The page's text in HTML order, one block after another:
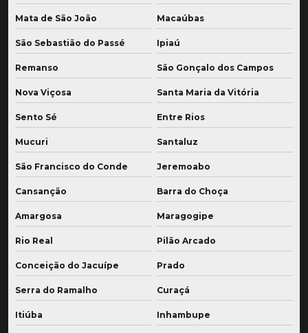
Mata de São João Macaúbas
São Sebastião do Passé Ipiaú
Remanso São Gonçalo dos Campos
Nova Viçosa Santa Maria da Vitória
Sento Sé Entre Rios
Mucuri Santaluz
São Francisco do Conde Jeremoabo
Cansanção Barra do Choça
Amargosa Maragogipe
Rio Real Pilão Arcado
Conceição do Jacuípe Prado
Serra do Ramalho Curaçá
Itiúba Inhambupe